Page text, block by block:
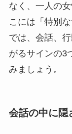
なく、一人の
こには「特別
では、会話、
がるサインの3
みましょう。
会話の中に隠